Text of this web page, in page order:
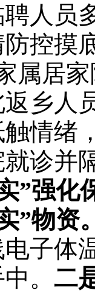
人员
防控摸
属居
乡人
触情绪
诊并
”强化
”物资
子体
。 二